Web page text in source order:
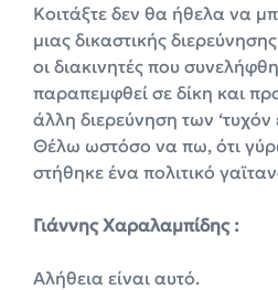
Κοιτάξτε δεν θα ήθελα να
μιας δικαστικής
οι διακινητές που
παραπεμφθεί σε δίκη και
άλλη διερεύνηση των
Θέλω ωστόσο να πω, ότι
στήθηκε ένα πολιτικό
Γιάννης Χαραλαμπίδης :
Αλήθεια είναι αυτό.